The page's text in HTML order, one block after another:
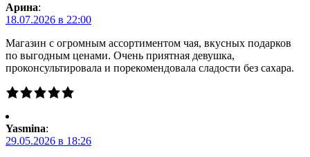
Арина:
18.07.2026 в 22:00
Магазин с огромным ассортиментом чая, вкусных подарков
по выгодным ценами. Очень приятная девушка,
проконсультировала и порекомендовала сладости без сахара.
Yasmina:
29.05.2026 в 18:26